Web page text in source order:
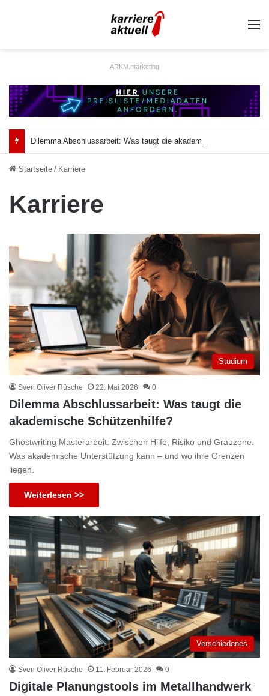
ARKM.marketing
Startseite / Karriere
Karriere
Studium
Sven Oliver Rüsche 22. Mai 2026 0
Dilemma Abschlussarbeit: Was taugt die
akademische Schützenhilfe?
Ghostwriting Masterarbeit: Zwischen Hilfe, Risiko und Grauzone.
Was akademische Unterstützung kann – und wo ihre Grenzen
liegen.
Weiterlesen >>
Verschiedenes
Sven Oliver Rüsche 11. Februar 2026 0
Digitale Planungstools im Metallhandwerk